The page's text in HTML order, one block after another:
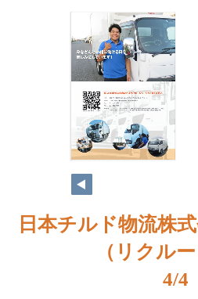
日本チルド物流株
（リクルー
4/4